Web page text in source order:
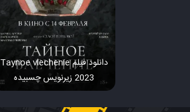
دانلود فیلم Taynoe vlechenie
2023 زیرنویس چسبیده